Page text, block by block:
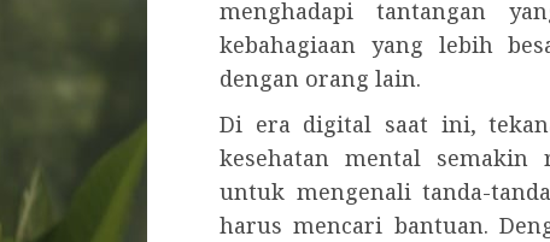
menghadapi tantangan
kebahagiaan yang lebih
dengan orang lain.
Di era digital saat ini,
kesehatan mental semakin
untuk mengenali tanda-
harus mencari bantuan.